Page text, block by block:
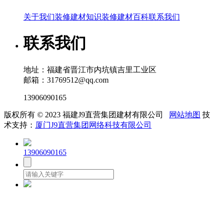
关于我们装修建材知识装修建材百科联系我们
联系我们
地址：福建省晋江市内坑镇吉里工业区
邮箱：31769512@qq.com
13906090165
版权所有 © 2023 福建J9直营集团建材有限公司 网站地图 技
术支持： 厦门J9直营集团网络科技有限公司
13906090165